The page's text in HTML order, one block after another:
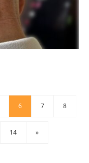
6 7 8
14 »